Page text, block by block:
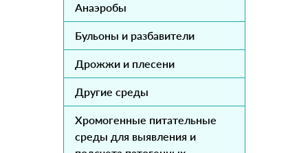
Анаэробы
Бульоны и разбавители
Дрожжи и плесени
Другие среды
Хромогенные питательные
среды для выявления и